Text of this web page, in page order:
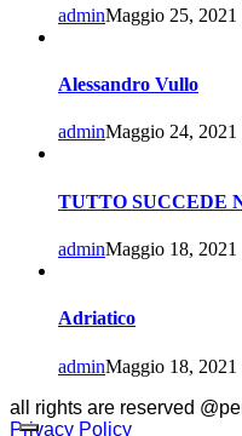
adminMaggio 25, 2021
Alessandro Vullo
adminMaggio 24, 2021
TUTTO SUCCEDE
adminMaggio 18, 2021
Adriatico
adminMaggio 18, 2021
all rights are reserved
Privacy Policy